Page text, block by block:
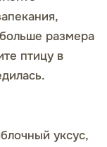
размера
птицу в
уксус,